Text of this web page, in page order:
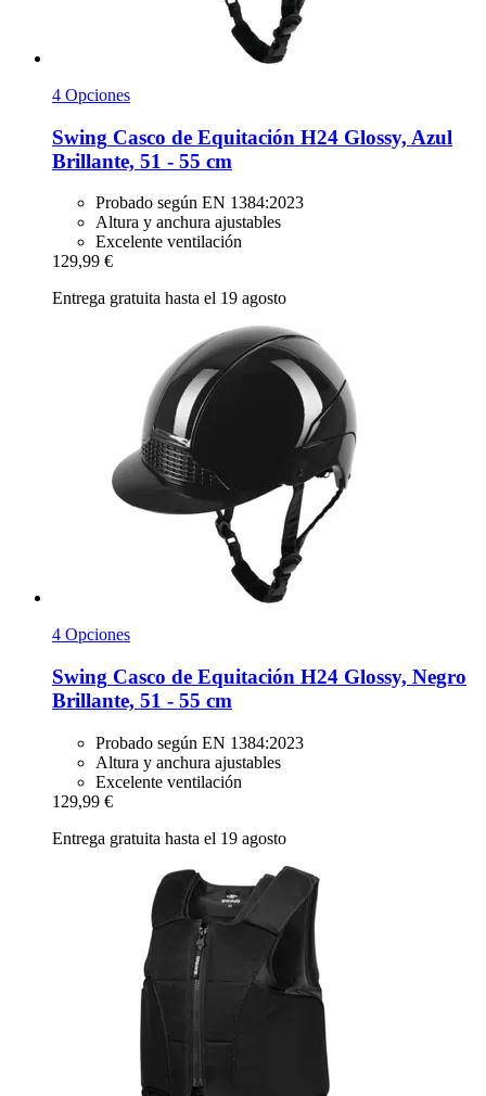
4 Opciones
Swing Casco de Equitación H24 Glossy, Azul
Brillante, 51 -​ 55 cm
Probado según EN 1384:2023
Altura y anchura ajustables
Excelente ventilación
129,99 €
Entrega gratuita hasta el 19 agosto
4 Opciones
Swing Casco de Equitación H24 Glossy, Negro
Brillante, 51 -​ 55 cm
Probado según EN 1384:2023
Altura y anchura ajustables
Excelente ventilación
129,99 €
Entrega gratuita hasta el 19 agosto